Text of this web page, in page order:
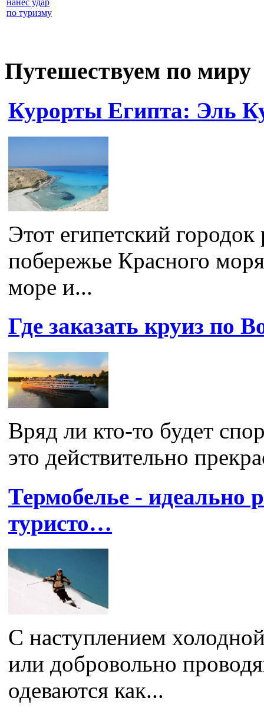
по туризму
Путешествуем по миру
Курорты Египта: Эль
Этот египетский
побережье Красного
море и...
Где заказать круиз по
Вряд ли кто-то будет
это действительно
Термобелье - идеально
туристо…
С наступлением
или добровольно
одеваются как...